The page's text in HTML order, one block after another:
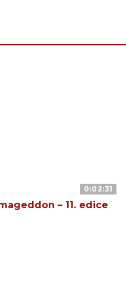
0:02:31
– 11. edice